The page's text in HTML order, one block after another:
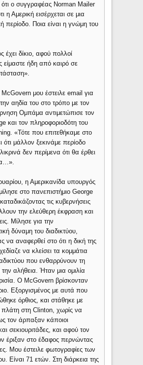
ο συγγραφέας Norman Mailer
η Αμερική εισέρχεται σε μια
περίοδο. Ποια είναι η γνώμη του
έχει δίκιο, αφού πολλοί
ήδη από καιρό σε
μου έστειλε email για
αηδία του στο τρόπο με τον
Ομπάμα αντιμετώπισε τον
και τον πληροφοριοδότη του
«Τότε που επιτεθήκαμε στο
ότι μάλλον ξεκινάμε περίοδο
δεν περίμενα ότι θα έρθει
η Αμερικανίδα υπουργός
στο πανεπιστήμιο George
τις κυβερνήσεις
την ελεύθερη έκφραση και
Μίλησε για την
δύναμη του διαδικτύου,
να αναφερθεί στο ότι η δική της
να κλείσει τα κομμάτια
που ενθαρρύνουν τη
αλήθεια. Ήταν μια ομιλία
Ο McGovern βρίσκονταν
Εξοργισμένος με αυτά που
όρθιος, και στάθηκε με
πλάτη στη Clinton, χωρίς να
τον άρπαξαν κάποιοι
σεκιουριτάδες, και αφού τον
έριξαν στο έδαφος περνώντας
Μου έστειλε φωτογραφίες των
Είναι 71 ετών. Στη διάρκεια της